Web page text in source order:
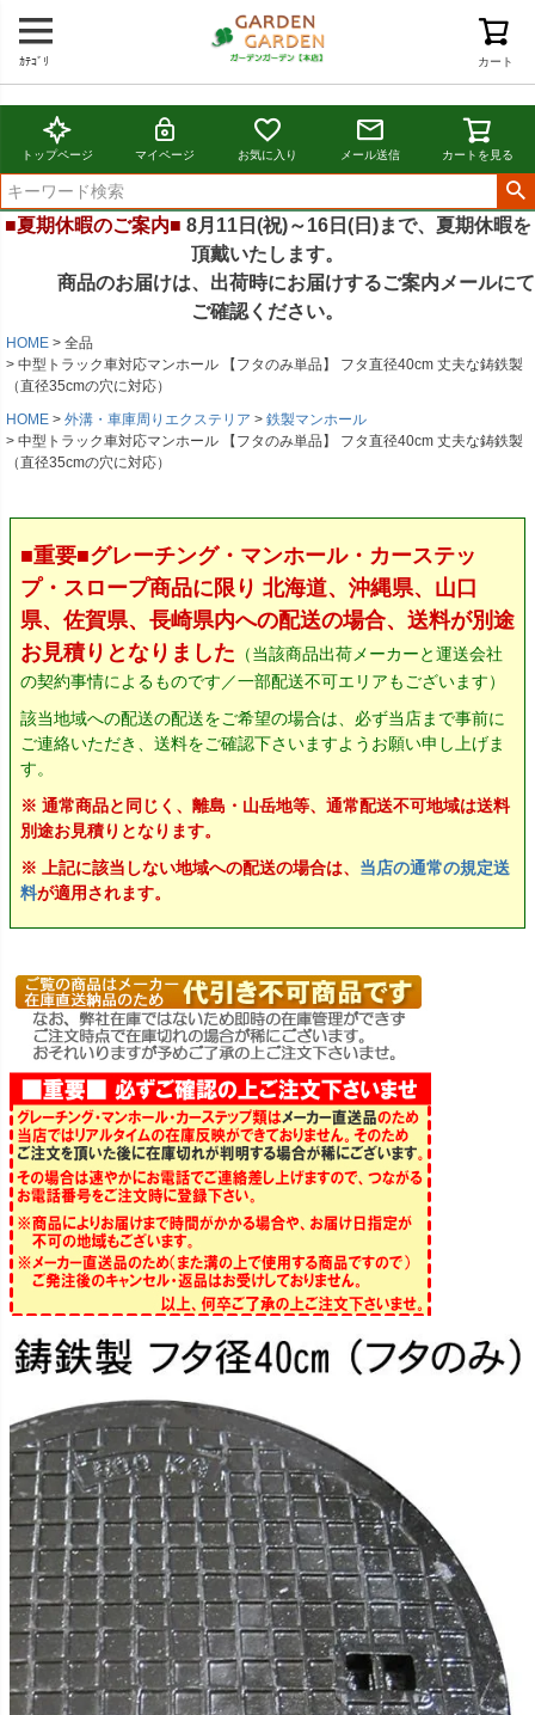
カート
ｶﾃｺﾞﾘ
トップページ マイページ お気に入り メール送信 カートを見る
■夏期休暇のご案内■ 8月11日(祝)～16日(日)まで、夏期休暇を
頂戴いたします。
商品のお届けは、出荷時にお届けするご案内メールにて
ご確認ください。
HOME
全品
中型トラック車対応マンホール 【フタのみ単品】 フタ直径40cm 丈夫な鋳鉄製
（直径35cmの穴に対応）
HOME
外溝・車庫周りエクステリア
鉄製マンホール
中型トラック車対応マンホール 【フタのみ単品】 フタ直径40cm 丈夫な鋳鉄製
（直径35cmの穴に対応）
■重要■グレーチング・マンホール・カーステッ
プ・スロープ商品に限り 北海道、沖縄県、山口
県、佐賀県、長崎県内への配送の場合、送料が別途
お見積りとなりました （当該商品出荷メーカーと運送会社
の契約事情によるものです／一部配送不可エリアもございます）
該当地域への配送の配送をご希望の場合は、必ず当店まで事前に
ご連絡いただき、送料をご確認下さいますようお願い申し上げま
す。
※ 通常商品と同じく、離島・山岳地等、通常配送不可地域は送料
別途お見積りとなります。
※ 上記に該当しない地域への配送の場合は、 当店の通常の規定送
料が適用されます。